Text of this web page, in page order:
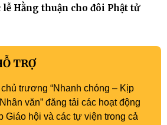
lễ Hằng thuận cho đôi Phật tử
TRỢ
trương “Nhanh chóng – Kịp
văn” đăng tải các hoạt động
Giáo hội và các tự viện trong cả